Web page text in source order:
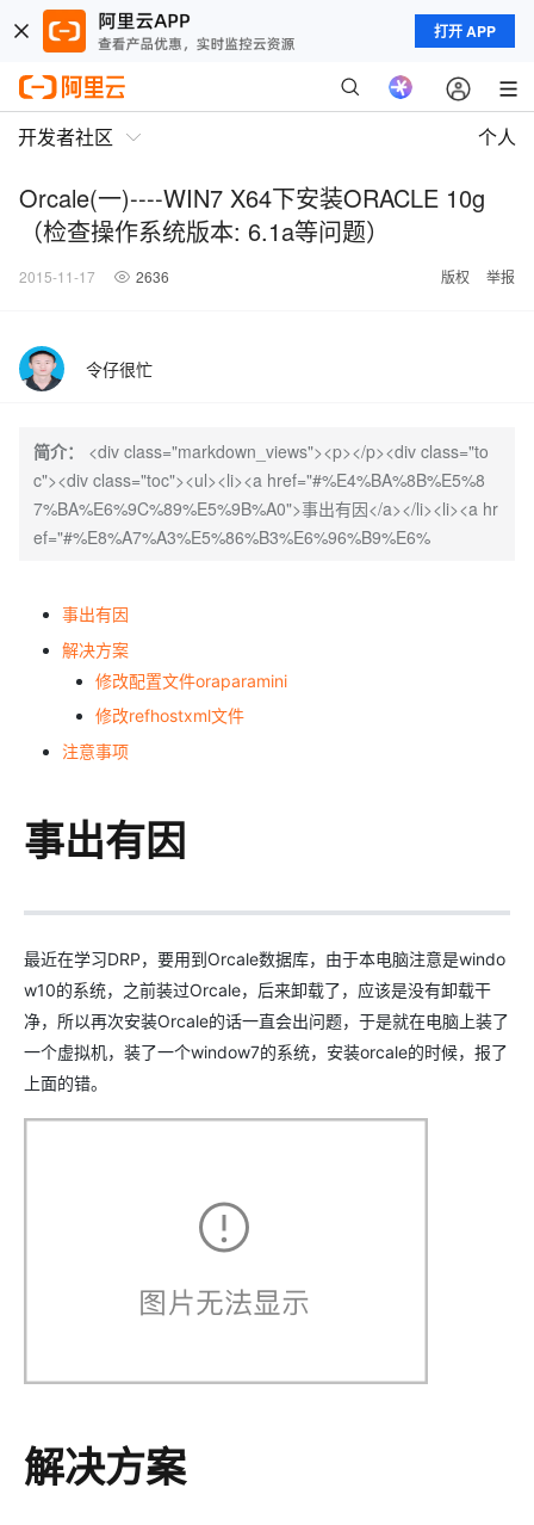
打开 APP
开发者社区 个人
Orcale(一)----WIN7 X64下安装ORACLE 10g
（检查操作系统版本: 6.1a等问题）
2015-11-17 2636 版权 举报
令仔很忙
简介：
<div class="markdown_views"><p></p><div class="to
c"><div class="toc"><ul><li><a href="#%E4%BA%8B%E5%8
7%BA%E6%9C%89%E5%9B%A0">事出有因</a></li><li><a hr
ef="#%E8%A7%A3%E5%86%B3%E6%96%B9%E6%
事出有因
解决方案
修改配置文件oraparamini
修改refhostxml文件
注意事项
事出有因
最近在学习DRP，要用到Orcale数据库，由于本电脑注意是windo
w10的系统，之前装过Orcale，后来卸载了，应该是没有卸载干
净，所以再次安装Orcale的话一直会出问题，于是就在电脑上装了
一个虚拟机，装了一个window7的系统，安装orcale的时候，报了
上面的错。
解决方案